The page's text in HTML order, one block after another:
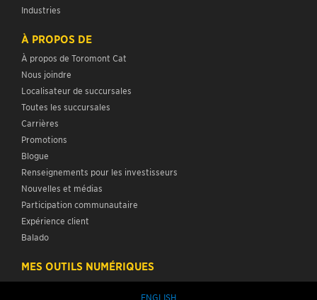
Industries
À PROPOS DE
À propos de Toromont Cat
Nous joindre
Localisateur de succursales
Toutes les succursales
Carrières
Promotions
Blogue
Renseignements pour les investisseurs
Nouvelles et médias
Participation communautaire
Expérience client
Balado
MES OUTILS NUMÉRIQUES
ENGLISH